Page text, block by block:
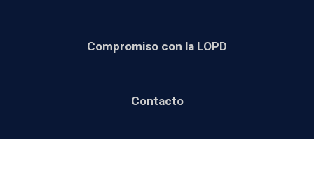
Compromiso con la LOPD
Contacto